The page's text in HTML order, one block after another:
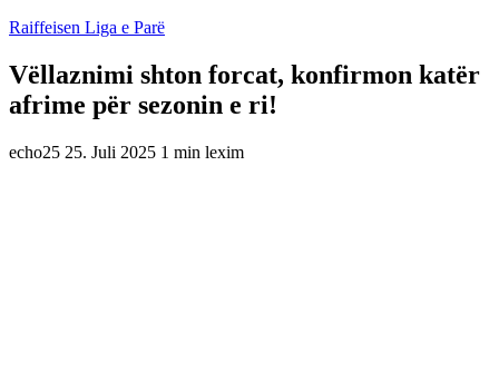
Raiffeisen Liga e Parë
Vëllaznimi shton forcat, konfirmon katër
afrime për sezonin e ri!
echo25 25. Juli 2025 1 min lexim